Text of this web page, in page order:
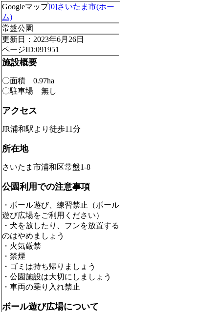
Googleマップ[0]さいたま市(ホー
ム)
常盤公園
更新日：2023年6月26日
ページID:091951
施設概要
〇面積 0.97ha
〇駐車場 無し
アクセス
JR浦和駅より徒歩11分
所在地
さいたま市浦和区常盤1-8
公園利用での注意事項
・ボール遊び、練習禁止（ボール
遊び広場をご利用ください）
・犬を放したり、フンを放置する
のはやめましょう
・火気厳禁
・禁煙
・ゴミは持ち帰りましょう
・公園施設は大切にしましょう
・車両の乗り入れ禁止
ボール遊び広場について